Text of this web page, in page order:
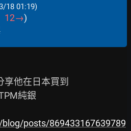
18 01:19)
12→)
享他在日本買到
純銀
posts/869433167639789